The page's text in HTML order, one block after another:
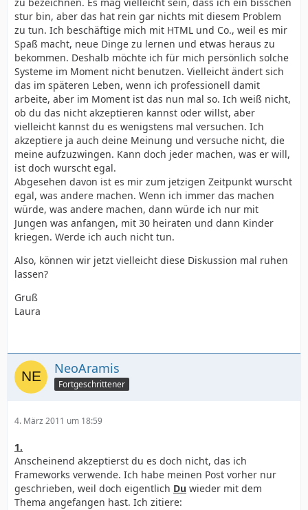
stur bin, aber das hat rein gar nichts mit diesem Problem
zu tun. Ich beschäftige mich mit HTML und Co., weil es mir
Spaß macht, neue Dinge zu lernen und etwas heraus zu
bekommen. Deshalb möchte ich für mich persönlich solche
Systeme im Moment nicht benutzen. Vielleicht ändert sich
das im späteren Leben, wenn ich professionell damit
arbeite, aber im Moment ist das nun mal so. Ich weiß nicht,
ob du das nicht akzeptieren kannst oder willst, aber
vielleicht kannst du es wenigstens mal versuchen. Ich
akzeptiere ja auch deine Meinung und versuche nicht, die
meine aufzuzwingen. Kann doch jeder machen, was er will,
ist doch wurscht egal.
Abgesehen davon ist es mir zum jetzigen Zeitpunkt wurscht
egal, was andere machen. Wenn ich immer das machen
würde, was andere machen, dann würde ich nur mit
Jungen was anfangen, mit 30 heiraten und dann Kinder
kriegen. Werde ich auch nicht tun.
Also, können wir jetzt vielleicht diese Diskussion mal ruhen
lassen?
Gruß
Laura
NeoAramis
Fortgeschrittener
4. März 2011 um 18:59
1.
Anscheinend akzeptierst du es doch nicht, das ich
Frameworks verwende. Ich habe meinen Post vorher nur
geschrieben, weil doch eigentlich Du wieder mit dem
Thema angefangen hast. Ich zitiere: